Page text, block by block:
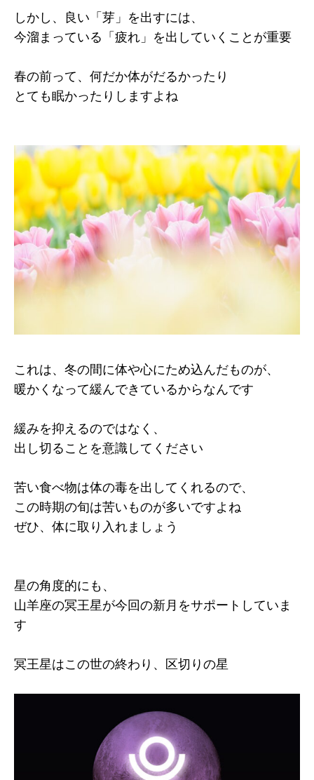
しかし、良い「芽」を出すには、
今溜まっている「疲れ」を出していくことが重要
春の前って、何だか体がだるかったり
とても眠かったりしますよね
これは、冬の間に体や心にため込んだものが、
暖かくなって緩んできているからなんです
緩みを抑えるのではなく、
出し切ることを意識してください
苦い食べ物は体の毒を出してくれるので、
この時期の旬は苦いものが多いですよね
ぜひ、体に取り入れましょう
星の角度的にも、
山羊座の冥王星が今回の新月をサポートしていま
す
冥王星はこの世の終わり、区切りの星